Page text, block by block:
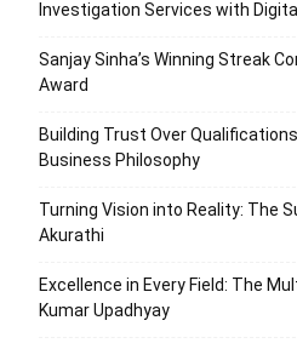
Investigation Services with
Sanjay Sinha’s Winning Streak
Award
Building Trust Over
Business Philosophy
Turning Vision into Reality: The
Akurathi
Excellence in Every Field: The
Kumar Upadhyay